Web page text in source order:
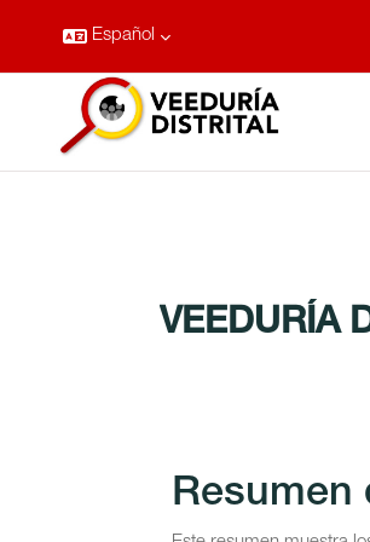
Salta al contenido principal
Español
VEEDURÍA
Resumen